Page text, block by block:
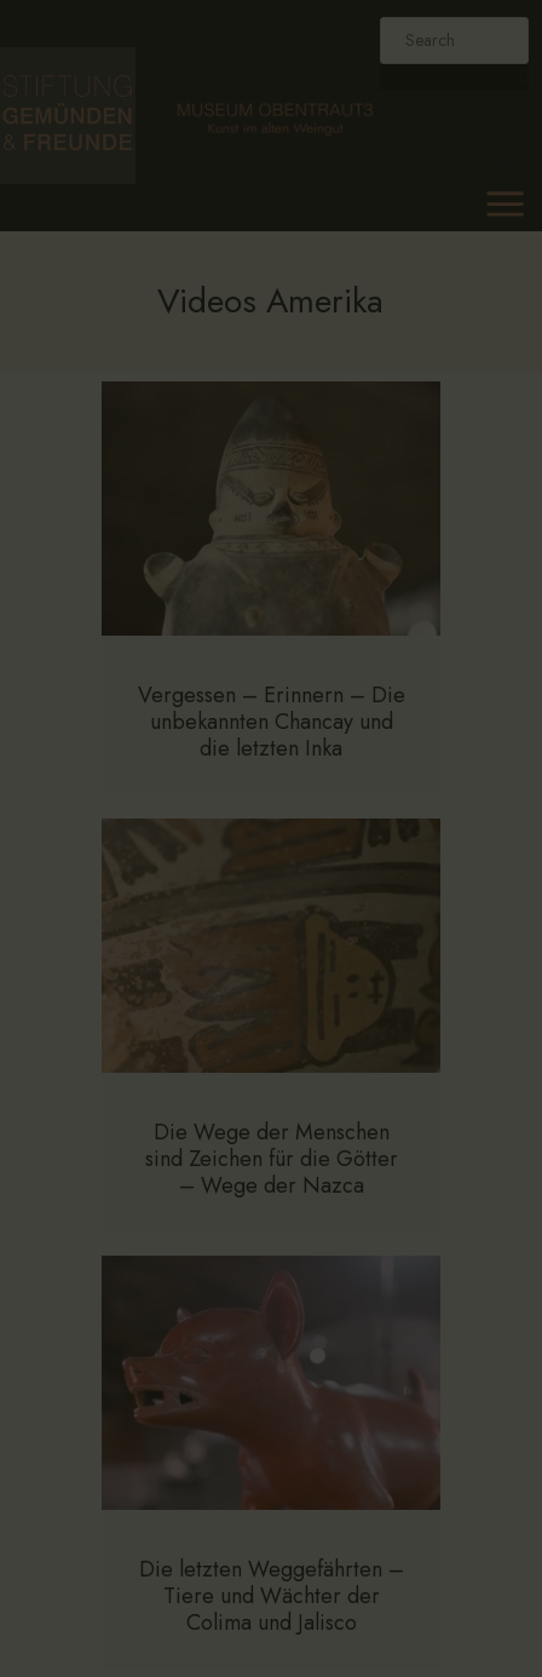
Videos Amerika
FOUNDATION
MUSEUM
CONTACT
Vergessen – Erinnern – Die
unbekannten Chancay und
die letzten Inka
Die Wege der Menschen
sind Zeichen für die Götter
– Wege der Nazca
Die letzten Weggefährten –
Tiere und Wächter der
Colima und Jalisco